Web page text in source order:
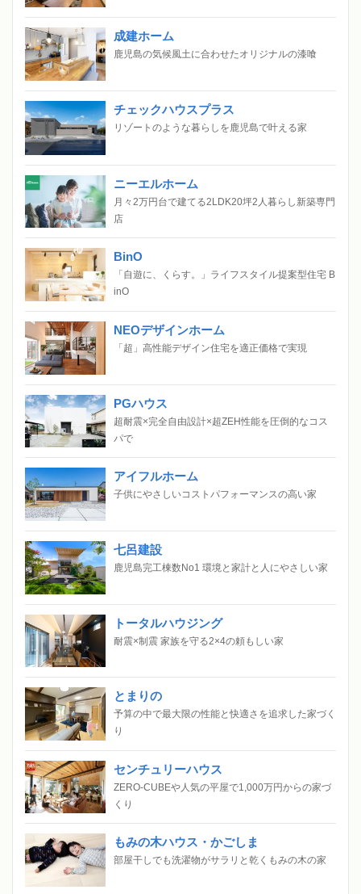
成建ホーム
鹿児島の気候風土に合わせたオリジナルの漆喰
チェックハウスプラス
リゾートのような暮らしを鹿児島で叶える家
ニーエルホーム
月々2万円台で建てる2LDK20坪2人暮らし新築専門
店
BinO
「自遊に、くらす。」ライフスタイル提案型住宅 B
inO
NEOデザインホーム
「超」高性能デザイン住宅を適正価格で実現
PGハウス
超耐震×完全自由設計×超ZEH性能を圧倒的なコス
パで
アイフルホーム
子供にやさしいコストパフォーマンスの高い家
七呂建設
鹿児島完工棟数No1 環境と家計と人にやさしい家
トータルハウジング
耐震×制震 家族を守る2×4の頼もしい家
とまりの
予算の中で最大限の性能と快適さを追求した家づく
り
センチュリーハウス
ZERO-CUBEや人気の平屋で1,000万円からの家づ
くり
もみの木ハウス・かごしま
部屋干しでも洗濯物がサラリと乾くもみの木の家